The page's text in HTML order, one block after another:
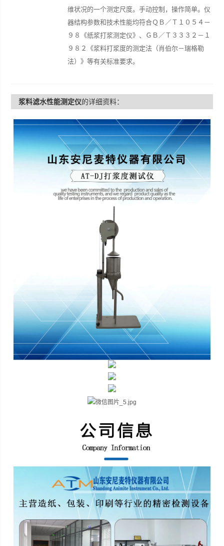
维状况的一个测定尺度。手动控制，操作简单。仪
器结构参数和技术性能均符合ＱＢ／Ｔ１０５４－
９８《纸浆打浆测定仪》、ＧＢ／Ｔ３３３２－１
９８２《浆料打浆度的测定法（肖伯尔－瑞格勒
法）》等有关标准要求。
浆料滤水性能测定仪的详细资料：